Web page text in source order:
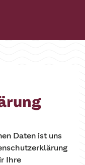
Daten ist uns
Ihre